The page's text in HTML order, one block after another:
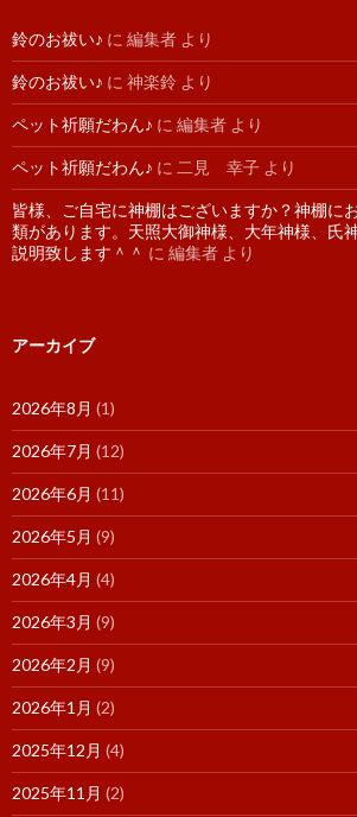
鈴のお祓い♪ に 編集者 より
鈴のお祓い♪ に 神楽鈴 より
ペット祈願だわん♪ に 編集者 より
ペット祈願だわん♪ に 二見 幸子 より
皆様、ご自宅に神棚はございますか？神棚に
類があります。天照大御神様、大年神様、氏
説明致します＾＾ に 編集者 より
アーカイブ
2026年8月 (1)
2026年7月 (12)
2026年6月 (11)
2026年5月 (9)
2026年4月 (4)
2026年3月 (9)
2026年2月 (9)
2026年1月 (2)
2025年12月 (4)
2025年11月 (2)